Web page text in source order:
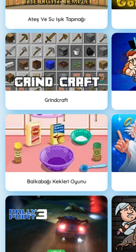
Ateş Ve Su Işık Tapınağı
Grindcraft
Balkabağı Kekleri Oyunu